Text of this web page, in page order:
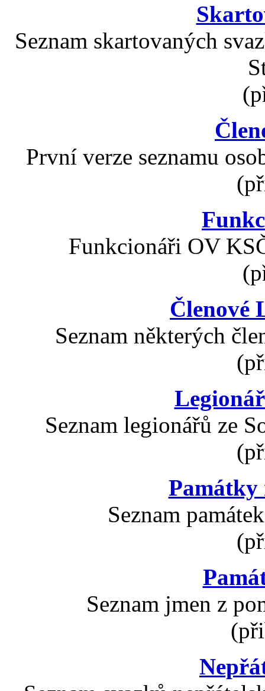
Seznam skartovaných
První verze seznamu
Funkcionáři OV
Členové
Seznam některých
Seznam legionářů ze
Památky
Seznam
Seznam jmen z